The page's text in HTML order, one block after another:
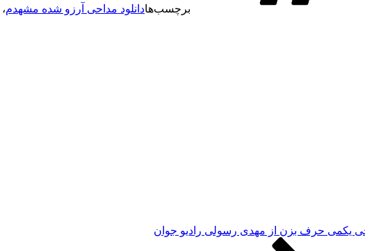
برچسب‌هادانلود مداحی آرزو شده مشهدم،
یکمی حرف بزن از مهدی رسولی رادیو جوان